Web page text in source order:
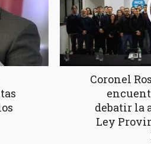
Coronel
debatir la
Ley